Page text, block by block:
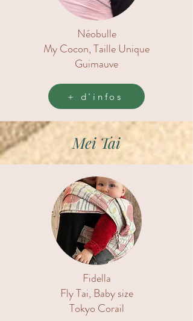
Néobulle
My Cocon, Taille Unique
Guimauve
+ d'infos
Mei Tai
Fidella
Fly Tai, Baby size
Tokyo Corail